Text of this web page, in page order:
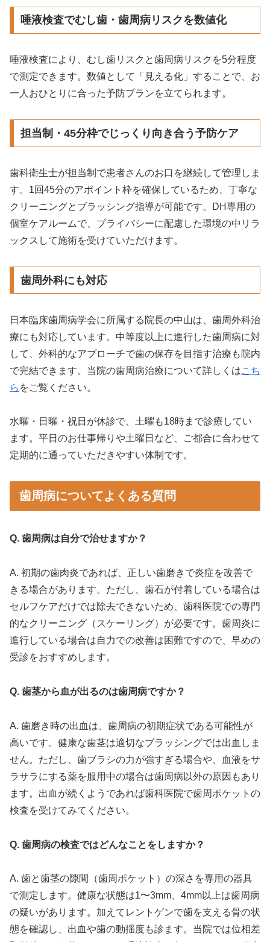
唾液検査でむし歯・歯周病リスクを数値化
唾液検査により、むし歯リスクと歯周病リスクを5分程度
で測定できます。数値として「見える化」することで、お
一人おひとりに合った予防プランを立てられます。
担当制・45分枠でじっくり向き合う予防ケア
歯科衛生士が担当制で患者さんのお口を継続して管理しま
す。1回45分のアポイント枠を確保しているため、丁寧な
クリーニングとブラッシング指導が可能です。DH専用の
個室ケアルームで、プライバシーに配慮した環境の中リラ
ックスして施術を受けていただけます。
歯周外科にも対応
日本臨床歯周病学会に所属する院長の中山は、歯周外科治
療にも対応しています。中等度以上に進行した歯周病に対
して、外科的なアプローチで歯の保存を目指す治療も院内
で完結できます。当院の歯周病治療について詳しくはこち
ら をご覧ください。
水曜・日曜・祝日が休診で、土曜も18時まで診療してい
ます。平日のお仕事帰りや土曜日など、ご都合に合わせて
定期的に通っていただきやすい体制です。
歯周病についてよくある質問
Q. 歯周病は自分で治せますか？
A. 初期の歯肉炎であれば、正しい歯磨きで炎症を改善で
きる場合があります。ただし、歯石が付着している場合は
セルフケアだけでは除去できないため、歯科医院での専門
的なクリーニング（スケーリング）が必要です。歯周炎に
進行している場合は自力での改善は困難ですので、早めの
受診をおすすめします。
Q. 歯茎から血が出るのは歯周病ですか？
A. 歯磨き時の出血は、歯周病の初期症状である可能性が
高いです。健康な歯茎は適切なブラッシングでは出血しま
せん。ただし、歯ブラシの力が強すぎる場合や、血液をサ
ラサラにする薬を服用中の場合は歯周病以外の原因もあり
ます。出血が続くようであれば歯科医院で歯周ポケットの
検査を受けてみてください。
Q. 歯周病の検査ではどんなことをしますか？
A. 歯と歯茎の隙間（歯周ポケット）の深さを専用の器具
で測定します。健康な状態は1〜3mm、4mm以上は歯周病
の疑いがあります。加えてレントゲンで歯を支える骨の状
態を確認し、出血や歯の動揺度も診ます。当院では位相差